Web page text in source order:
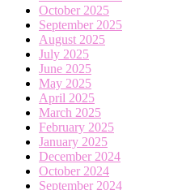
October 2025
September 2025
August 2025
July 2025
June 2025
May 2025
April 2025
March 2025
February 2025
January 2025
December 2024
October 2024
September 2024